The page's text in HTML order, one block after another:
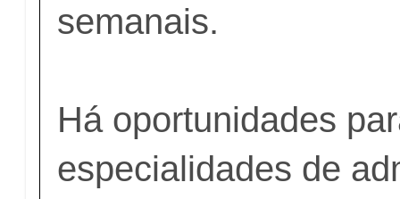
semanais.
Há oportunidades
especialidades de